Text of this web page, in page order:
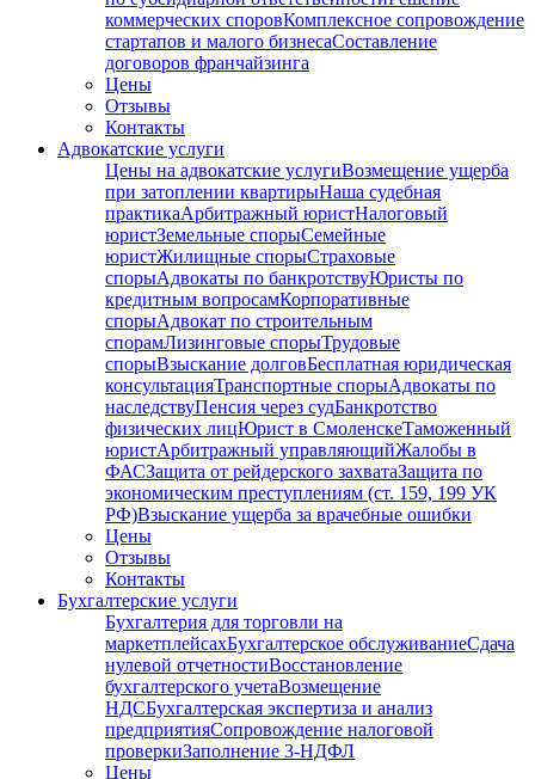
коммерческих споровКомплексное сопровождение
стартапов и малого бизнесаСоставление
договоров франчайзинга
Цены
Отзывы
Контакты
Адвокатские услуги
Цены на адвокатские услугиВозмещение ущерба
при затоплении квартирыНаша судебная
практикаАрбитражный юристНалоговый
юристЗемельные спорыСемейные
юристЖилищные спорыСтраховые
спорыАдвокаты по банкротствуЮристы по
кредитным вопросамКорпоративные
спорыАдвокат по строительным
спорамЛизинговые спорыТрудовые
спорыВзыскание долговБесплатная юридическая
консультацияТранспортные спорыАдвокаты по
наследствуПенсия через судБанкротство
физических лицЮрист в СмоленскеТаможенный
юристАрбитражный управляющийЖалобы в
ФАСЗащита от рейдерского захватаЗащита по
экономическим преступлениям (ст. 159, 199 УК
РФ)Взыскание ущерба за врачебные ошибки
Цены
Отзывы
Контакты
Бухгалтерские услуги
Бухгалтерия для торговли на
маркетплейсахБухгалтерское обслуживаниеСдача
нулевой отчетностиВосстановление
бухгалтерского учетаВозмещение
НДСБухгалтерская экспертиза и анализ
предприятияСопровождение налоговой
проверкиЗаполнение 3-НДФЛ
Цены